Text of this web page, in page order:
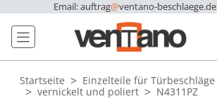
Email: auftrag@ventano-beschlaege.de
Startseite
Einzelteile für Türbeschläge
vernickelt und poliert
N4311PZ